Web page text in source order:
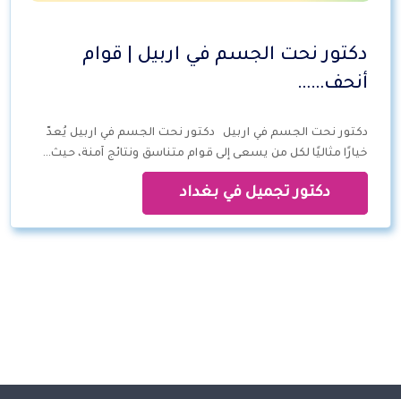
دكتور نحت الجسم في اربيل | قوام
أنحف……
دكتور نحت الجسم في اربيل دكتور نحت الجسم في اربيل يُعدّ
خيارًا مثاليًا لكل من يسعى إلى قوام متناسق ونتائج آمنة، حيث…
دكتور تجميل في بغداد